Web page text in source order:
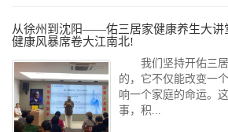
从徐州到沈阳——佑三居家健康养生大讲
健康风暴席卷大江南北!
我们坚持开佑三
的，它不仅能改变一
响一个家庭的命运。
事，积...